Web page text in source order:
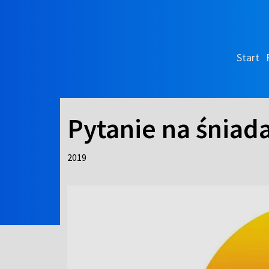
Start
Pytanie na
2019